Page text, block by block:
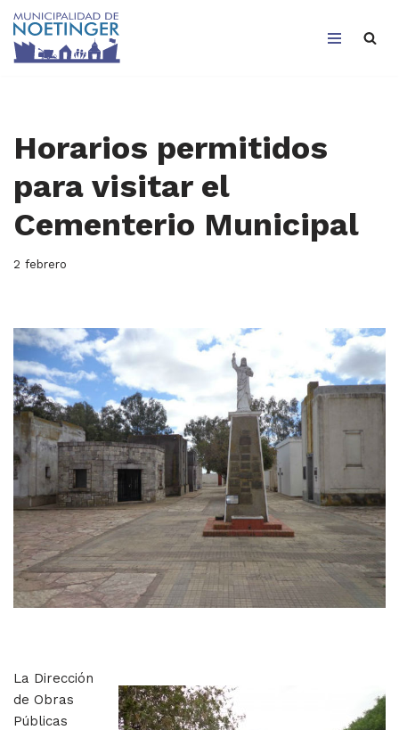
Saltar
Horarios permitidos
para visitar el
Cementerio Municipal
2 febrero
La Dirección
de Obras
Públicas